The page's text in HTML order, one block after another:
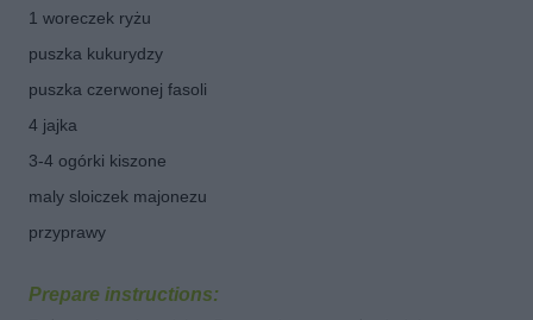
1 woreczek ryżu
puszka kukurydzy
puszka czerwonej fasoli
4 jajka
3-4 ogórki kiszone
maly sloiczek majonezu
przyprawy
Prepare instructions: